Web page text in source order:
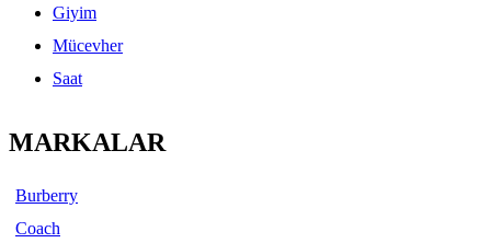
Giyim
Mücevher
Saat
MARKALAR
Burberry
Coach